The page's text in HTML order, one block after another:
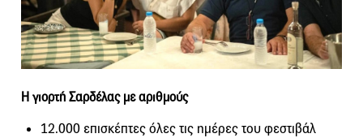
Η γιορτή Σαρδέλας με αριθμούς
12.000 επισκέπτες όλες τις ημέρες του φεστιβάλ